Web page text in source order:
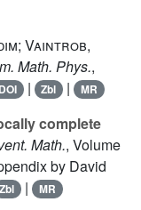
Vaintrob,
Math. Phys.,
DOI | Zbl | MR
complete
Math., Volume
by David
Zbl | MR